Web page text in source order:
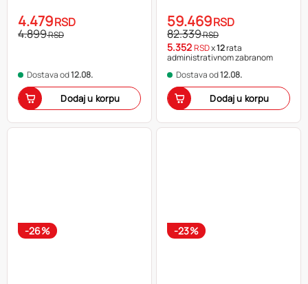
4.479RSD
4.899RSD
Dostava od12.08.
Dodaj u korpu
4933478439
59.469RSD
82.339RSD
5.352RSDx12rata
administrativnom zabranom
Dostava od12.08.
Dodaj u korpu
-26% -23%